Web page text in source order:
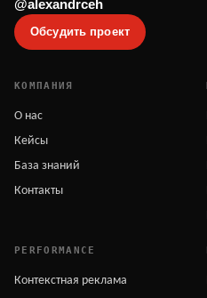
@alexandrceh
Обсудить проект
КОМПАНИЯ
О нас
Кейсы
База знаний
Контакты
PERFORMANCE
Контекстная реклама